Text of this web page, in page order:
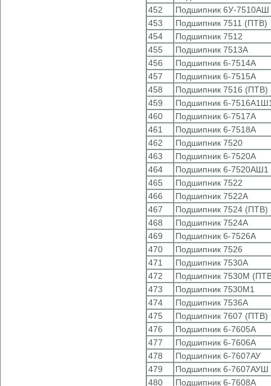
452
Подшипник 6У-7510АШ
453
Подшипник 7511 (ПТВ)
454
Подшипник 7512
455
Подшипник 7513А
456
Подшипник 6-7514А
457
Подшипник 6-7515А
458
Подшипник 7516 (ПТВ)
459
Подшипник 6-
460
Подшипник 6-7517А
461
Подшипник 6-7518А
462
Подшипник 7520
463
Подшипник 6-7520А
464
Подшипник 6-7520АШ1
465
Подшипник 7522
466
Подшипник 7522А
467
Подшипник 7524 (ПТВ)
468
Подшипник 7524А
469
Подшипник 6-7526А
470
Подшипник 7526
471
Подшипник 7530А
472
Подшипник 7530М
473
Подшипник 7530М1
474
Подшипник 7536А
475
Подшипник 7607 (ПТВ)
476
Подшипник 6-7605А
477
Подшипник 6-7606А
478
Подшипник 6-7607АУ
479
Подшипник 6-7607АУШ
480
Подшипник 6-7608А